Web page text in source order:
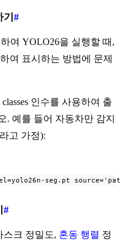
#
여 YOLO26을 실행할 때,
여 표시하는 방법에 문제
인수를 사용하여 출
. 예를 들어 자동차만 감지
고 가정):
seg.pt
#
스크 정밀도, 혼동 행렬 정